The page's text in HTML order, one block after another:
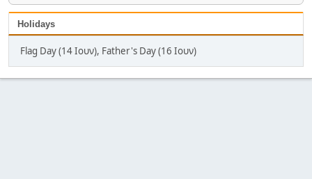
Holidays
Flag Day (14 Ιουν), Father's Day (16 Ιουν)